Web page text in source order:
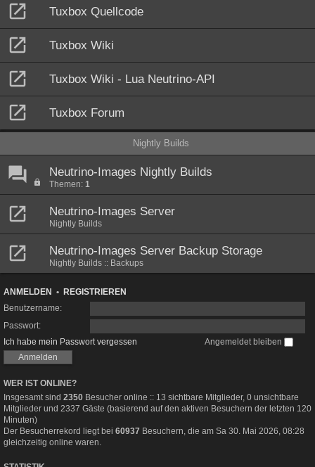
Tuxbox Quellcode
Tuxbox Wiki
Tuxbox Wiki - Lua Neutrino-API
Tuxbox Forum
Nightly Builds
Neutrino-Images Nightly Builds
Themen: 1
Neutrino-Images Server
Nightly Builds
Neutrino-Images Server Backup Storage
Nightly Builds :: Backups
ANMELDEN • REGISTRIEREN
Benutzername:
Passwort:
Ich habe mein Passwort vergessen
Angemeldet bleiben
WER IST ONLINE?
Insgesamt sind 2350 Besucher online :: 13 sichtbare Mitglieder, 0 unsichtbare
Mitglieder und 2337 Gäste (basierend auf den aktiven Besuchern der letzten 120
Minuten)
Der Besucherrekord liegt bei 60937 Besuchern, die am Sa 30. Mai 2026, 08:28
gleichzeitig online waren.